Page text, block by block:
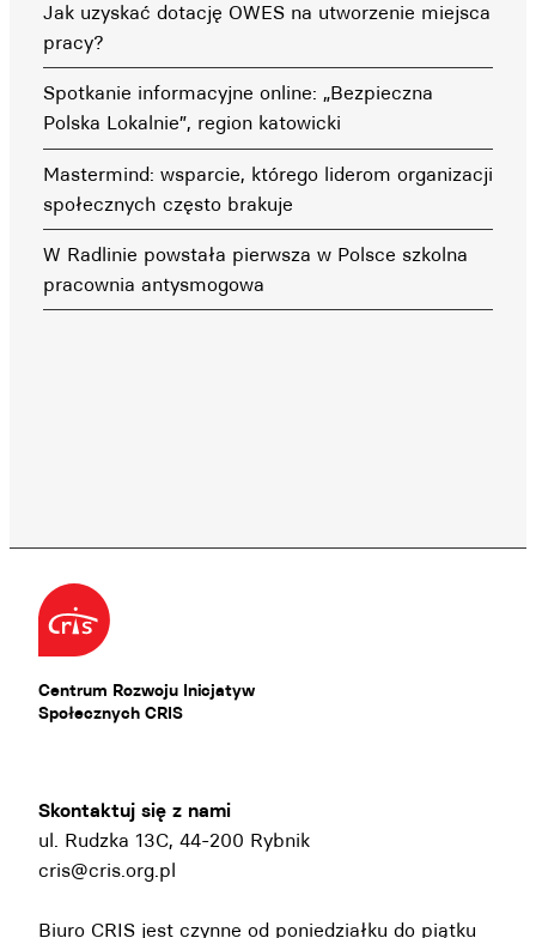
Jak uzyskać dotację OWES na utworzenie miejsca
pracy?
Spotkanie informacyjne online: „Bezpieczna
Polska Lokalnie”, region katowicki
Mastermind: wsparcie, którego liderom organizacji
społecznych często brakuje
W Radlinie powstała pierwsza w Polsce szkolna
pracownia antysmogowa
Centrum Rozwoju Inicjatyw
Społecznych CRIS
Skontaktuj się z nami
ul. Rudzka 13C, 44-200 Rybnik
cris@cris.org.pl
Biuro CRIS jest czynne od poniedziałku do piątku